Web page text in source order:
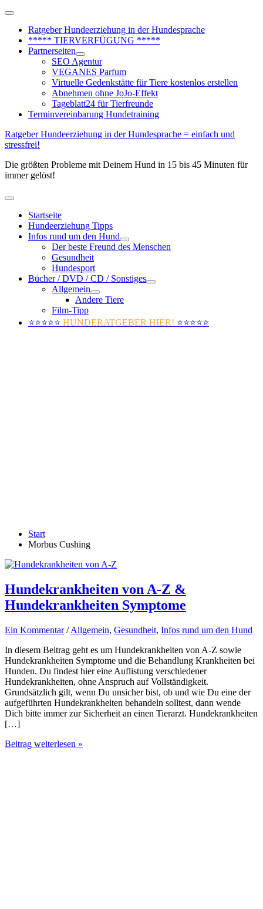
Zum
springen
Above
HeaderRatgeber Hundeerziehung in der Hundesprache
***** TIERVERFÜGUNG *****
Partnerseiten
SEO Agentur
VEGANES Parfum
Virtuelle Gedenkstätte für Tiere kostenlos erstellen
Abnehmen ohne JoJo-Effekt
Tageblatt24 für Tierfreunde
Terminvereinbarung Hundetraining
Ratgeber Hundeerziehung in der Hundesprache = einfach und
stressfrei!
Die größten Probleme mit Deinem Hund in 15 bis 45 Minuten für
immer gelöst!
Hauptmenü
Startseite
Hundeerziehung Tipps
Infos rund um den Hund
Der beste Freund des Menschen
Gesundheit
Hundesport
Bücher / DVD / CD / Sonstiges
Allgemein
Andere Tiere
Film-Tipp
⭐⭐⭐⭐⭐ HUNDERATGEBER HIER! ⭐⭐⭐⭐⭐
Start
Morbus Cushing
Hundekrankheiten von A-Z &
Hundekrankheiten Symptome
Ein Kommentar /Allgemein, Gesundheit, Infos rund um den Hund
In diesem Beitrag geht es um Hundekrankheiten von A-Z sowie
Hundekrankheiten Symptome und die Behandlung Krankheiten bei
Hunden. Du findest hier eine Auflistung verschiedener
Hundekrankheiten, ohne Anspruch auf Vollständigkeit.
Grundsätzlich gilt, wenn Du unsicher bist, ob und wie Du eine der
aufgeführten Hundekrankheiten behandeln solltest, dann wende
Dich bitte immer zur Sicherheit an einen Tierarzt. Hundekrankheiten
[…]
Hundekrankheiten
Beitrag weiterlesen »